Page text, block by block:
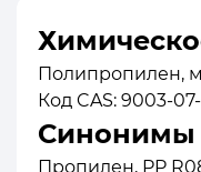
Полипропилен,
Код CAS: 9003-
Синонимы
Пропилен, PP